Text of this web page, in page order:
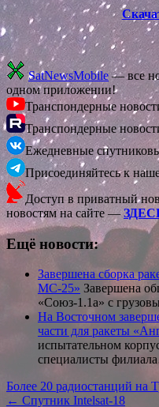
SatNewsMobile— все
одном приложении!
Транспондерные
Транспондерные
Ежедневные
Присоединяйтесь к
Доступ в приватный
новостям на сайте —
Ещё новости:
Завершена сборка
МС-25» Завершена
«Союз-1.1а» с
На Восточном
части для ракеты
испытательном
специалисты
Навигация
Более 20 радиостанций на
← Спутник Intelsat-18